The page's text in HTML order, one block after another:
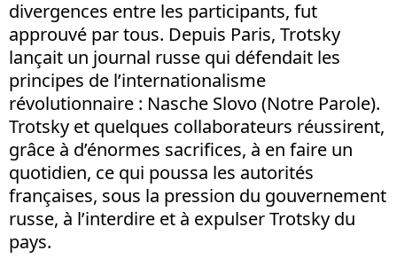
divergences entre les participants, fut
approuvé par tous. Depuis Paris, Trotsky
lançait un journal russe qui défendait les
principes de l’internationalisme
révolutionnaire : Nasche Slovo (Notre Parole).
Trotsky et quelques collaborateurs réussirent,
grâce à d’énormes sacrifices, à en faire un
quotidien, ce qui poussa les autorités
françaises, sous la pression du gouvernement
russe, à l’interdire et à expulser Trotsky du
pays.